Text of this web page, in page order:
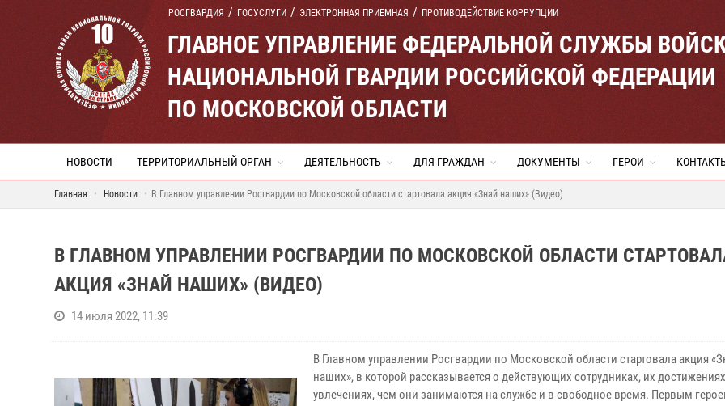
РОСГВАРДИЯ ГОСУСЛУГИ ЭЛЕКТРОННАЯ ПРИЕМНАЯ ПРОТИВОДЕЙСТВИЕ КОРРУПЦИИ
ГЛАВНОЕ УПРАВЛЕНИЕ ФЕДЕРАЛЬНОЙ СЛУЖБЫ
НАЦИОНАЛЬНОЙ ГВАРДИИ РОССИЙСКОЙ ФЕДЕРАЦИИ
ПО МОСКОВСКОЙ ОБЛАСТИ
НОВОСТИ ТЕРРИТОРИАЛЬНЫЙ ОРГАН ДЕЯТЕЛЬНОСТЬ ДЛЯ ГРАЖДАН ДОКУМЕНТЫ ГЕРОИ
Главная Новости В Главном управлении Росгвардии по Московской области стартовала акция «Знай наших» (Видео)
В ГЛАВНОМ УПРАВЛЕНИИ РОСГВАРДИИ ПО МОСКОВСКОЙ ОБЛАСТИ
АКЦИЯ «ЗНАЙ НАШИХ» (ВИДЕО)
14 июля 2022, 11:39
В Главном управлении Росгвардии по Московской области стартовала акция
наших», в которой рассказывается о действующих сотрудниках, их
увлечениях, чем они занимаются на службе и в свободное время. Первым